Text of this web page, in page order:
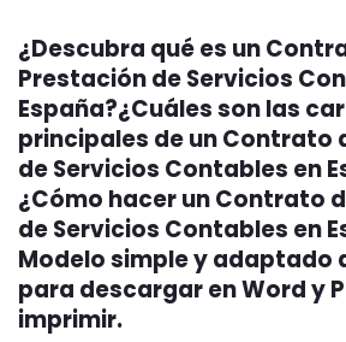
¿Descubra qué es un
Prestación de Servicios
España?¿Cuáles son las
principales de un Contrato
de Servicios Contables en
¿Cómo hacer un Contrato
de Servicios Contables en
Modelo simple y adaptado
para descargar en Word y
imprimir.